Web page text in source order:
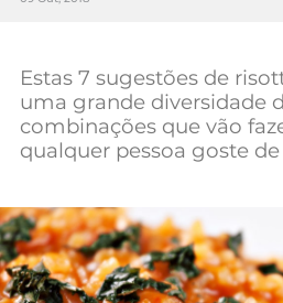
Estas 7 sugestões de
uma grande diversidade
combinações que vão
qualquer pessoa goste